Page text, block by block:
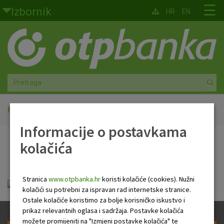
Skoči na glavni sadržaj
Izbornik
Građani
Privatno bankarstvo
Agro
Mala poduzeća i obrtnici
Srednja i velika poduzeća
Faktoring
O nama
☰
HR EN
Početna
PB Newsletter
HR Newsletter 30 04 2020.pdf
Informacije o postavkama
kolačića
Stranica www.otpbanka.hrkoristi kolačiće (cookies). Nužni
kolačići su potrebni za ispravan rad internetske stranice.
Ostale kolačiće koristimo za bolje korisničko iskustvo i
prikaz relevantnih oglasa i sadržaja. Postavke kolačića
možete promijeniti na "Izmjeni postavke kolačića" te